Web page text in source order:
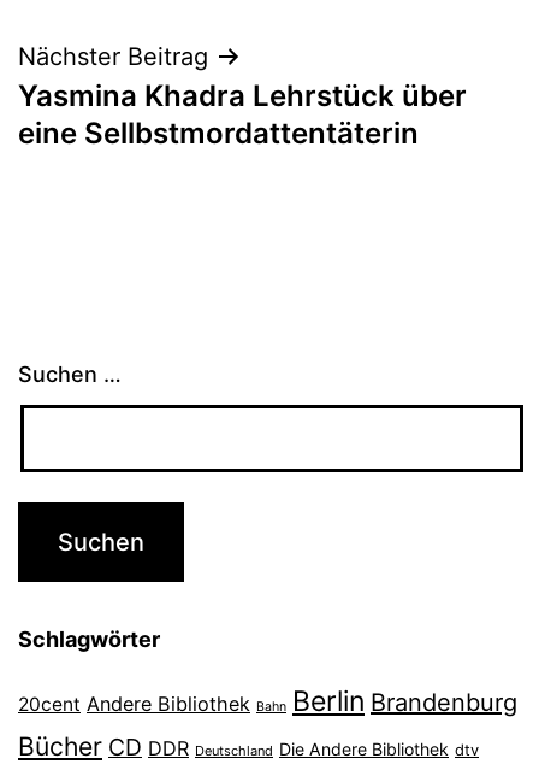
Nächster Beitrag
Yasmina Khadra Lehrstück über
eine Sellbstmordattentäterin
Suchen …
Schlagwörter
20cent Andere Bibliothek Bahn Berlin Brandenburg
Bücher CD DDR Deutschland Die Andere Bibliothek dtv